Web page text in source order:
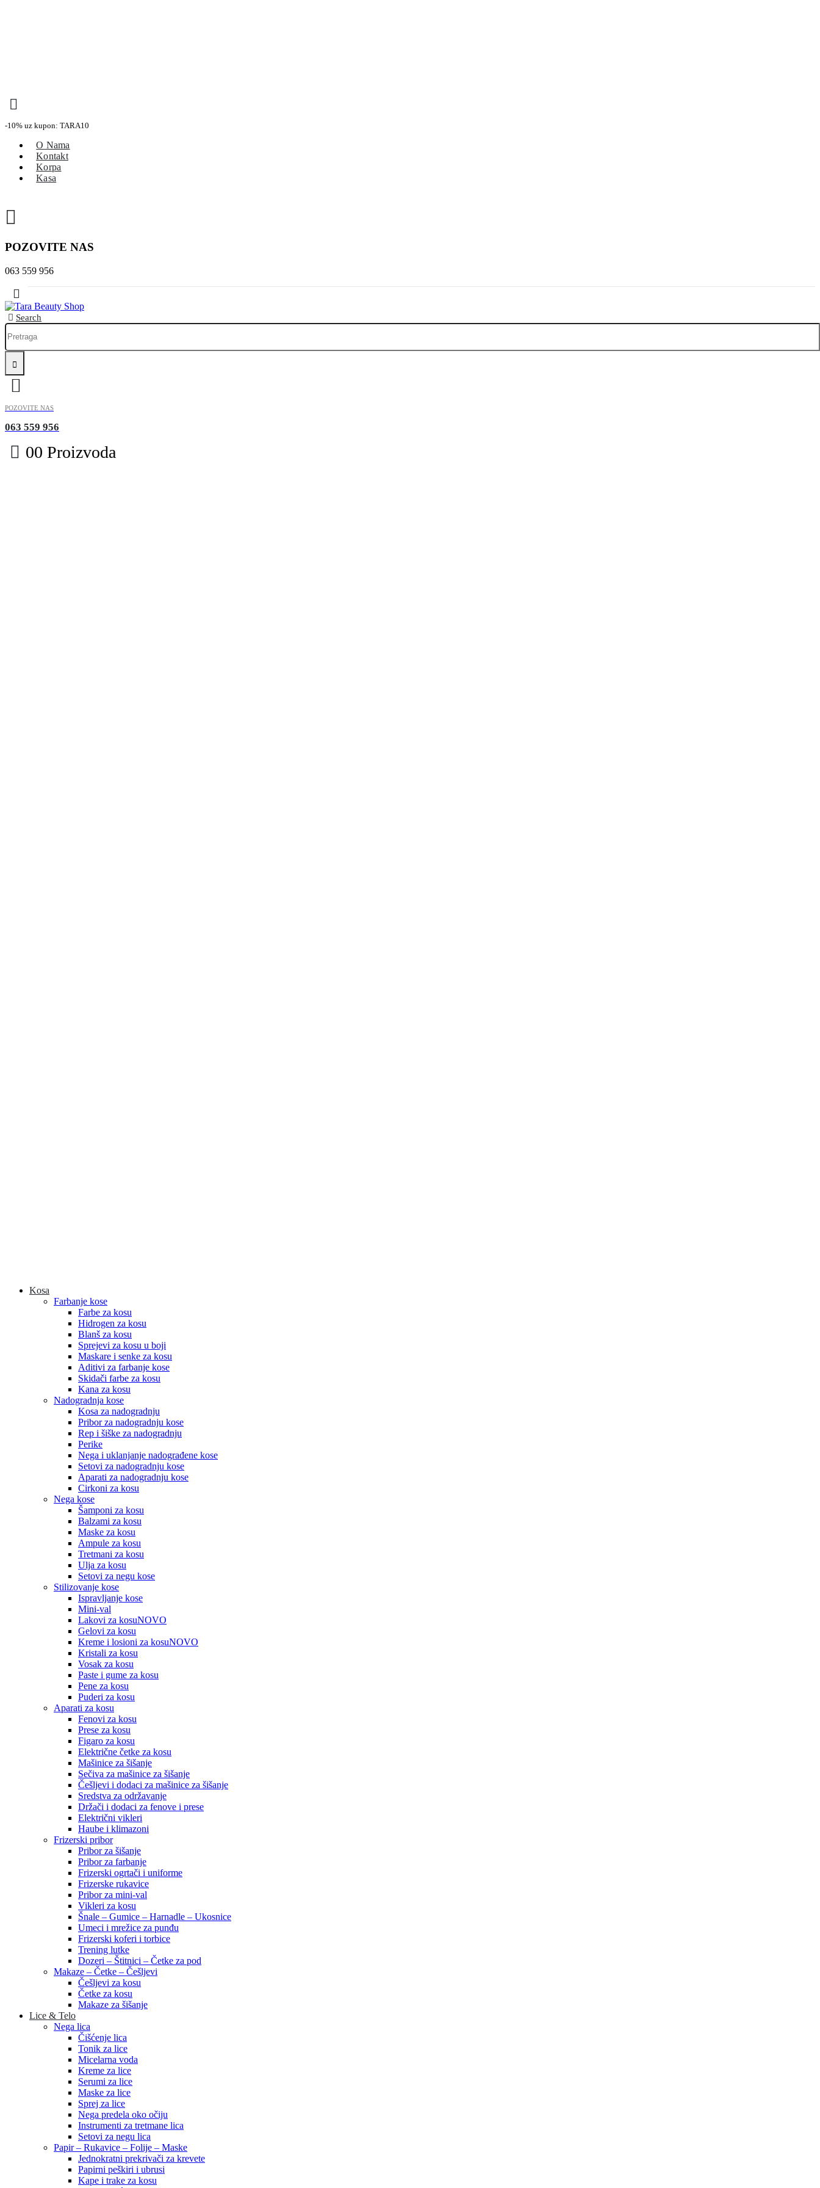
-10% uz kupon: TARA10
O Nama
Kontakt
Korpa
Kasa
POZOVITE NAS
063 559 956
Search
POZOVITE NAS
063 559 956
00 Proizvoda
Kosa
Farbanje kose
Farbe za kosu
Hidrogen za kosu
Blanš za kosu
Sprejevi za kosu u boji
Maskare i senke za kosu
Aditivi za farbanje kose
Skidači farbe za kosu
Kana za kosu
Nadogradnja kose
Kosa za nadogradnju
Pribor za nadogradnju kose
Rep i šiške za nadogradnju
Perike
Nega i uklanjanje nadograđene kose
Setovi za nadogradnju kose
Aparati za nadogradnju kose
Cirkoni za kosu
Nega kose
Šamponi za kosu
Balzami za kosu
Maske za kosu
Ampule za kosu
Tretmani za kosu
Ulja za kosu
Setovi za negu kose
Stilizovanje kose
Ispravljanje kose
Mini-val
Lakovi za kosuNOVO
Gelovi za kosu
Kreme i losioni za kosuNOVO
Kristali za kosu
Vosak za kosu
Paste i gume za kosu
Pene za kosu
Puderi za kosu
Aparati za kosu
Fenovi za kosu
Prese za kosu
Figaro za kosu
Električne četke za kosu
Mašinice za šišanje
Sečiva za mašinice za šišanje
Češljevi i dodaci za mašinice za šišanje
Sredstva za održavanje
Držači i dodaci za fenove i prese
Električni vikleri
Haube i klimazoni
Frizerski pribor
Pribor za šišanje
Pribor za farbanje
Frizerski ogrtači i uniforme
Frizerske rukavice
Pribor za mini-val
Vikleri za kosu
Šnale – Gumice – Harnadle – Ukosnice
Umeci i mrežice za punđu
Frizerski koferi i torbice
Trening lutke
Dozeri – Štitnici – Četke za pod
Makaze – Četke – Češljevi
Češljevi za kosu
Četke za kosu
Makaze za šišanje
Lice & Telo
Nega lica
Čišćenje lica
Tonik za lice
Micelarna voda
Kreme za lice
Serumi za lice
Maske za lice
Sprej za lice
Nega predela oko očiju
Instrumenti za tretmane lica
Setovi za negu lica
Papir – Rukavice – Folije – Maske
Jednokratni prekrivači za krevete
Papirni peškiri i ubrusi
Kape i trake za kosu